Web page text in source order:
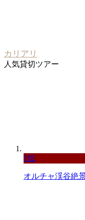
カリアリ
人気貸切ツアー
1位
オルチャ渓谷絶